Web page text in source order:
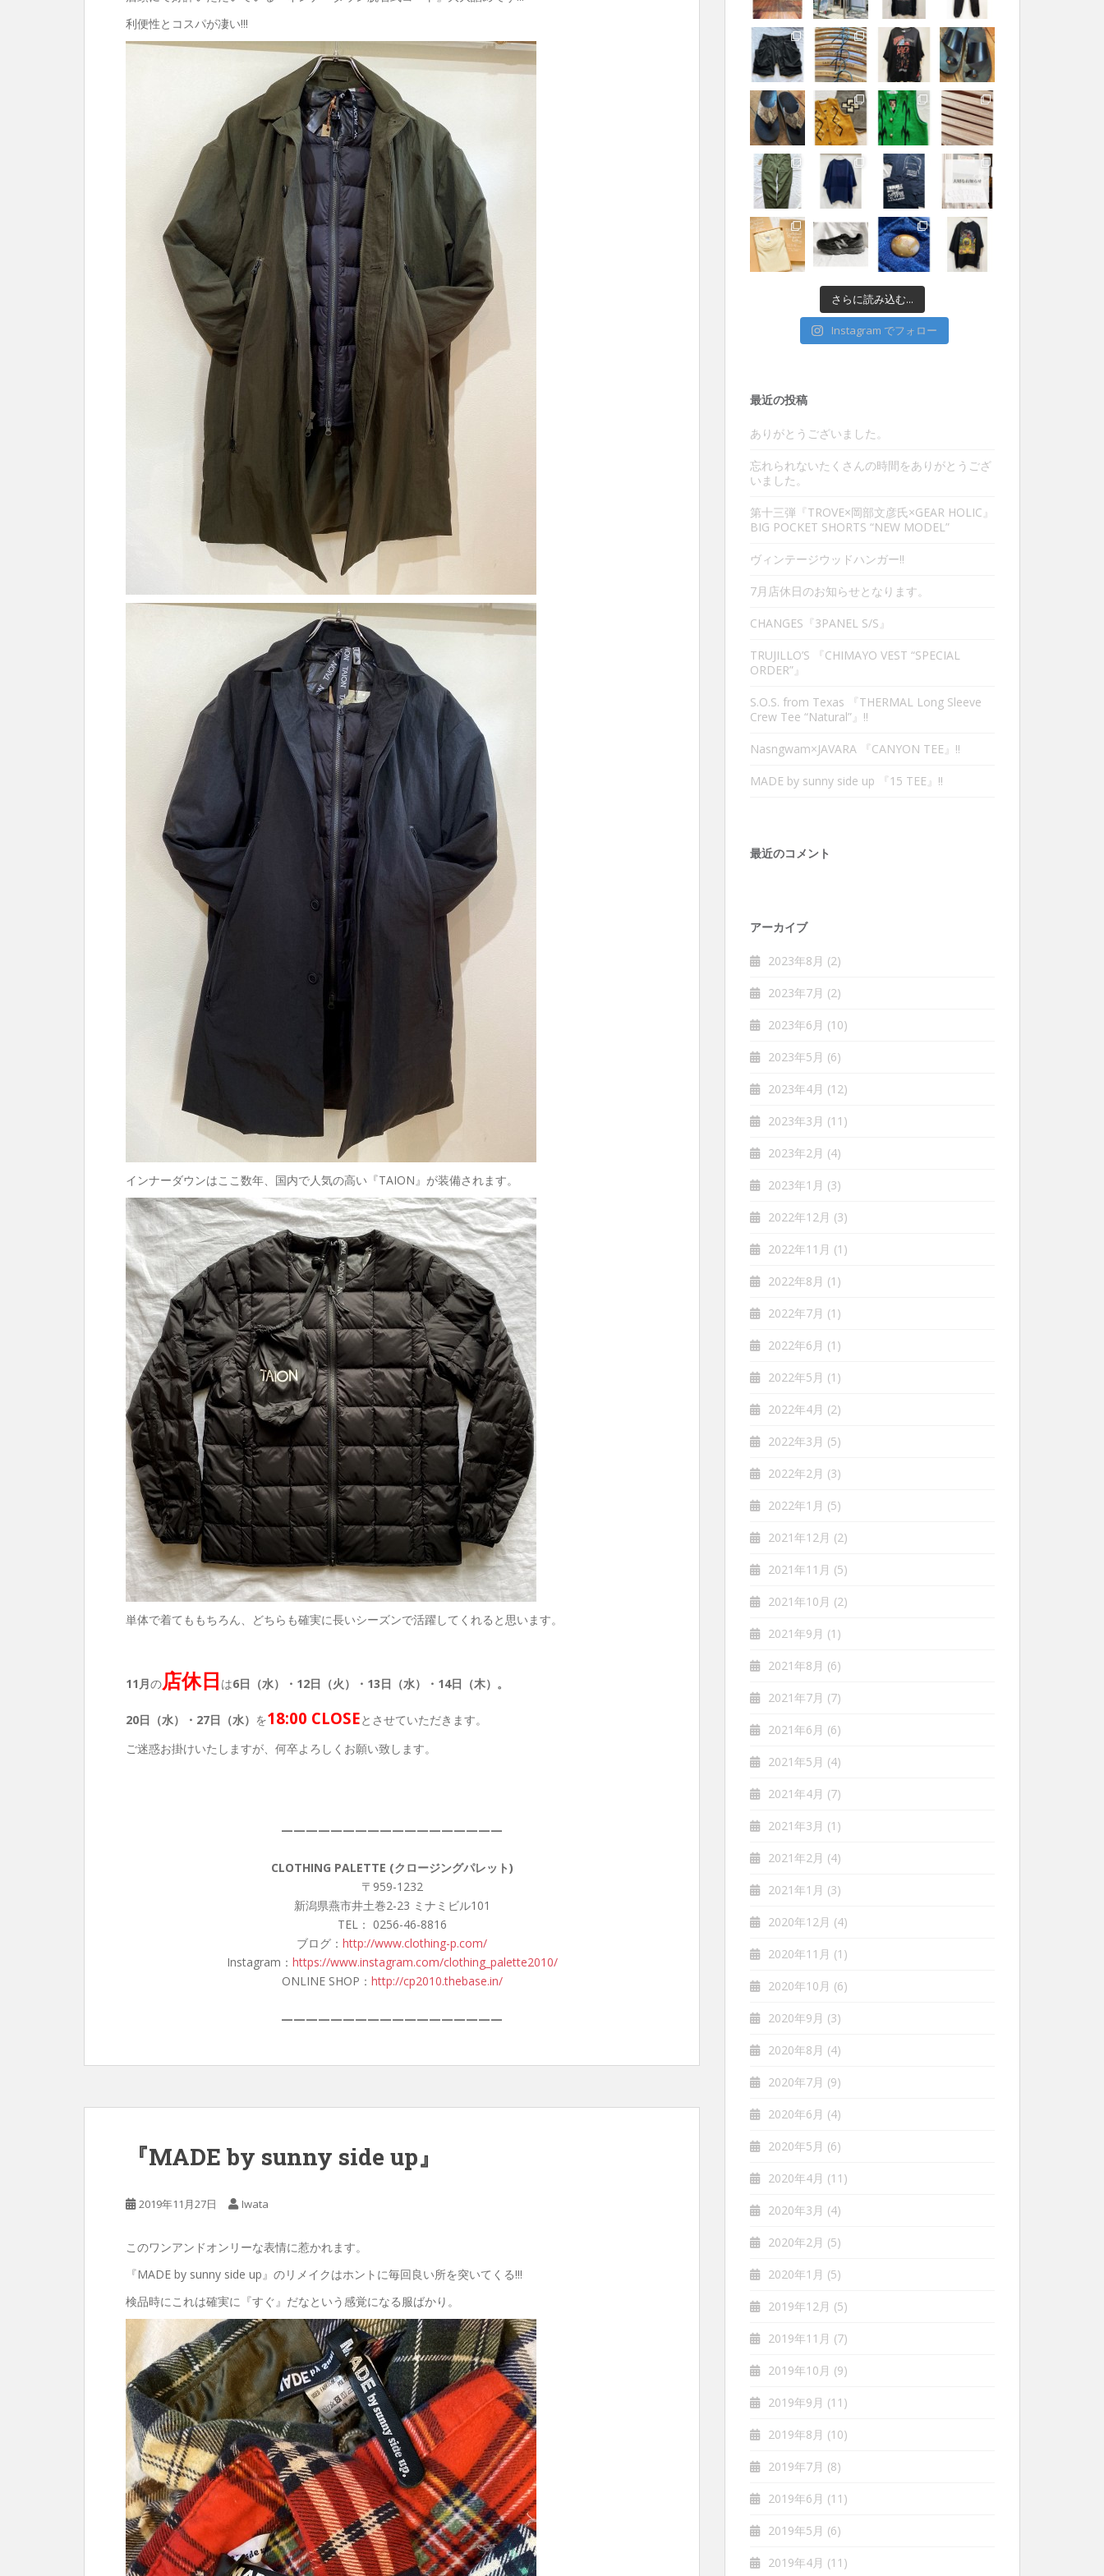
利便性とコスパが凄い!!!
インナーダウンはここ数年、国内で人気の高い『TAION』が装備されます。
単体で着てももちろん、どちらも確実に長いシーズンで活躍してくれると思います。
11月の店休日 は6日（水）・12日（火）・13日（水）・14日（木）。
20日（水）・27日（水） を18:00 CLOSEとさせていただきます。
ご迷惑お掛けいたしますが、何卒よろしくお願い致します。
——————————————————
CLOTHING PALETTE (クロージングパレット)
〒959-1232
新潟県燕市井土巻2-23 ミナミビル101
TEL： 0256-46-8816
ブログ： http://www.clothing-p.com/
Instagram： https://www.instagram.com/clothing_palette2010/
ONLINE SHOP： http://cp2010.thebase.in/
——————————————————
『MADE by sunny side up』
2019年11月27日 Iwata
このワンアンドオンリーな表情に惹かれます。
『MADE by sunny side up』のリメイクはホントに毎回良い所を突いてくる!!!
検品時にこれは確実に『すぐ』だなという感覚になる服ばかり。
さらに読み込む...
Instagram でフォロー
最近の投稿
ありがとうございました。
忘れられないたくさんの時間をありがとうござ
いました。
第十三弾『TROVE×岡部文彦氏×GEAR HOLIC』
BIG POCKET SHORTS “NEW MODEL”
ヴィンテージウッドハンガー‼︎
7月店休日のお知らせとなります。
CHANGES『3PANEL S/S』
TRUJILLO’S 『CHIMAYO VEST “SPECIAL
ORDER”』
S.O.S. from Texas 『THERMAL Long Sleeve
Crew Tee “Natural”』‼︎
Nasngwam×JAVARA 『CANYON TEE』‼︎
MADE by sunny side up 『15 TEE』‼︎
最近のコメント
アーカイブ
2023年8月 (2)
2023年7月 (2)
2023年6月 (10)
2023年5月 (6)
2023年4月 (12)
2023年3月 (11)
2023年2月 (4)
2023年1月 (3)
2022年12月 (3)
2022年11月 (1)
2022年8月 (1)
2022年7月 (1)
2022年6月 (1)
2022年5月 (1)
2022年4月 (2)
2022年3月 (5)
2022年2月 (3)
2022年1月 (5)
2021年12月 (2)
2021年11月 (5)
2021年10月 (2)
2021年9月 (1)
2021年8月 (6)
2021年7月 (7)
2021年6月 (6)
2021年5月 (4)
2021年4月 (7)
2021年3月 (1)
2021年2月 (4)
2021年1月 (3)
2020年12月 (4)
2020年11月 (1)
2020年10月 (6)
2020年9月 (3)
2020年8月 (4)
2020年7月 (9)
2020年6月 (4)
2020年5月 (6)
2020年4月 (11)
2020年3月 (4)
2020年2月 (5)
2020年1月 (5)
2019年12月 (5)
2019年11月 (7)
2019年10月 (9)
2019年9月 (11)
2019年8月 (10)
2019年7月 (8)
2019年6月 (11)
2019年5月 (6)
2019年4月 (11)